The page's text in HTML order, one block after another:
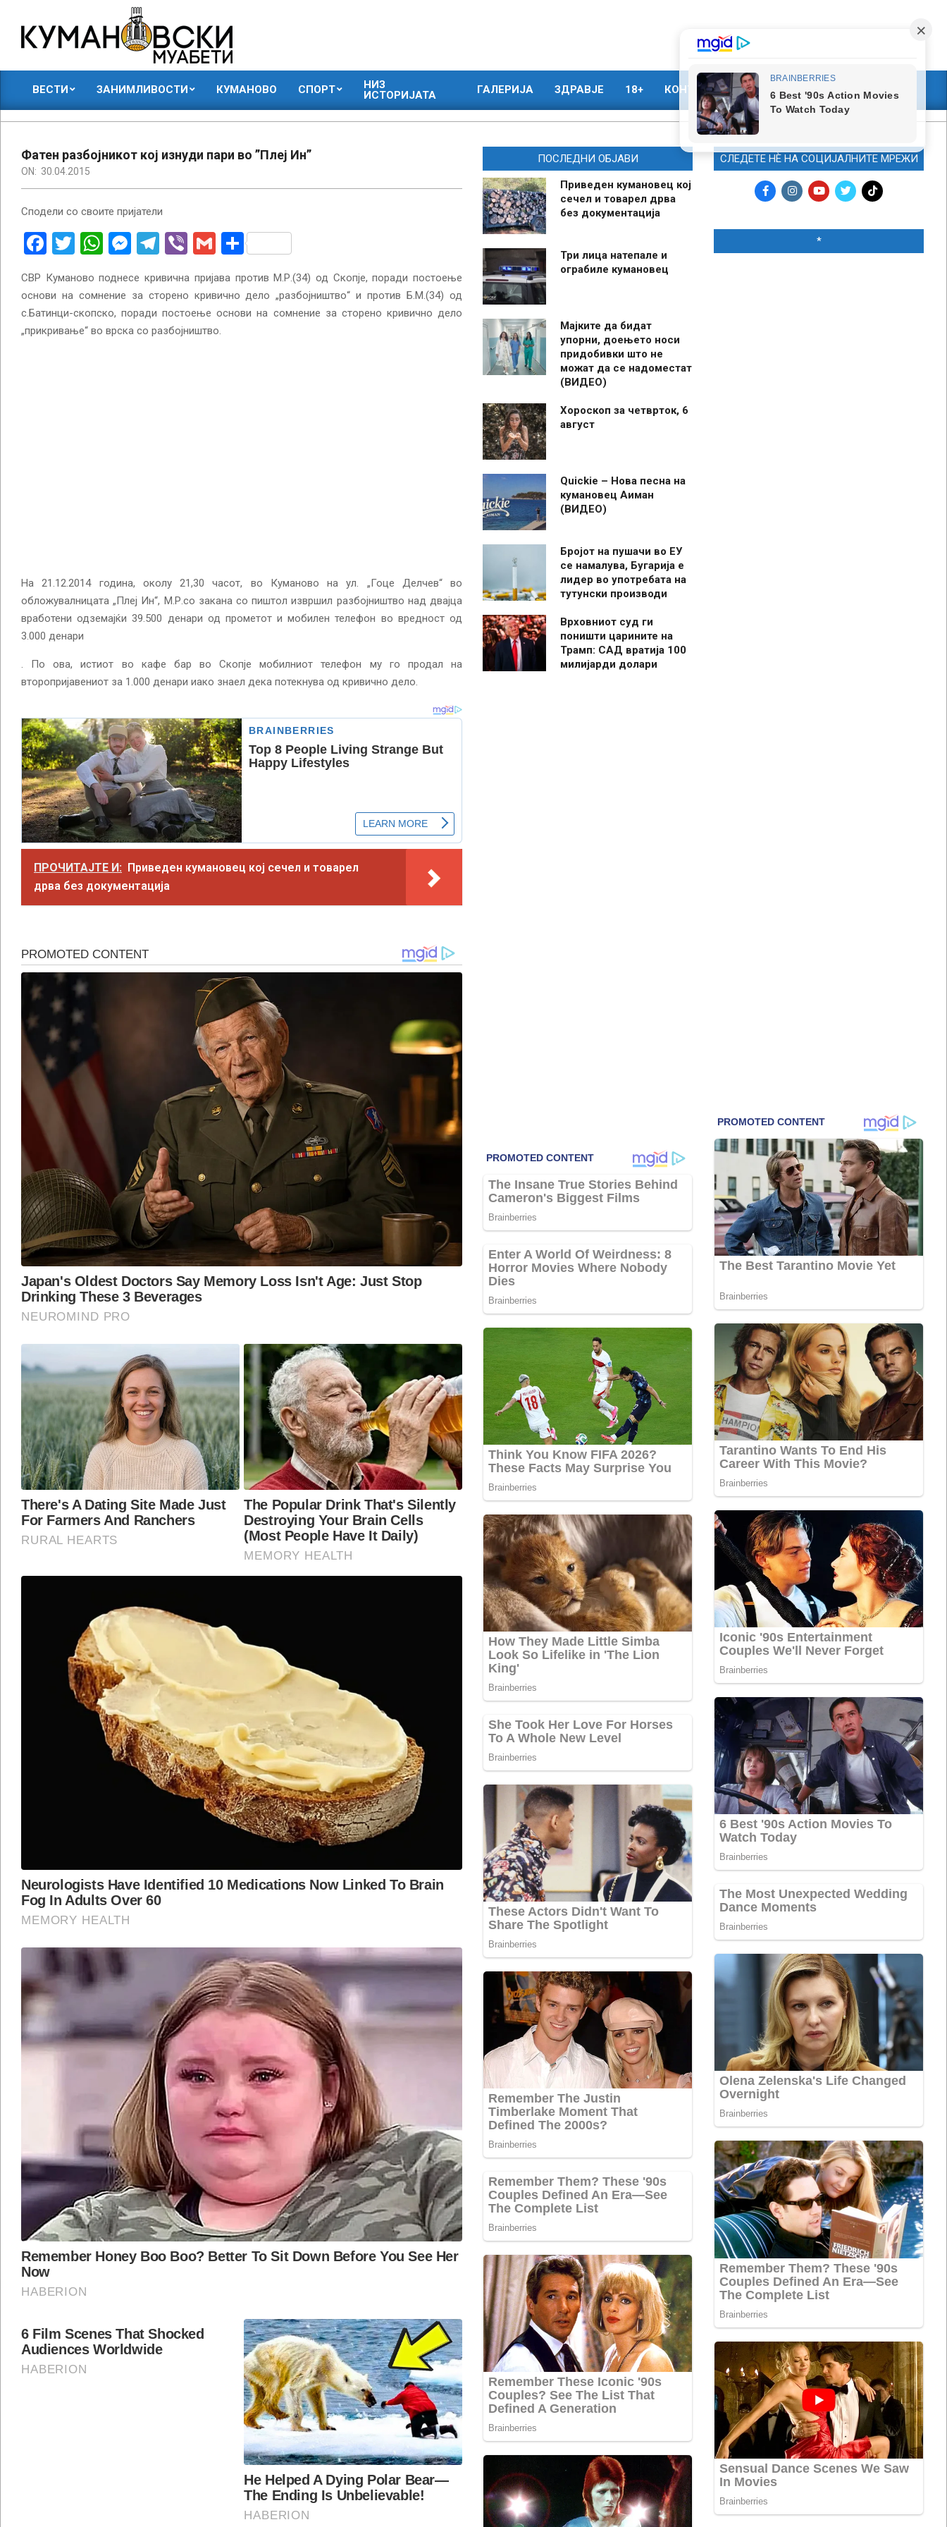
content
КУМАНОВСКИ
МУАБЕТИ
ВЕСТИ ЗАНИМЛИВОСТИ КУМАНОВО СПОРТ
НИЗ
ИСТОРИЈАТА
ГАЛЕРИЈА ЗДРАВЈЕ 18+ КОНТАКТ МАРКЕТИНГ
Фатен разбојникот кој изнуди пари во ”Плеј Ин”
ON: 30.04.2015
Сподели со своите пријатели
Facebook
Twitter
WhatsApp
Messenger
Telegram
ViberGmailShare
СВР Куманово поднесе кривична пријава против М.Р.(34) од Скопје, поради постоење
основи на сомнение за сторено кривично дело „разбојништво“ и против Б.М.(34) од
с.Батинци-скопско, поради постоење основи на сомнение за сторено кривично дело
„прикривање“ во врска со разбојништво.
На 21.12.2014 година, околу 21,30 часот, во Куманово на ул. „Гоце Делчев“ во
обложувалницата „Плеј Ин“, М.Р.со закана со пиштол извршил разбојништво над двајца
вработени одземајќи 39.500 денари од прометот и мобилен телефон во вредност од
3.000 денари
. По ова, истиот во кафе бар во Скопје мобилниот телефон му го продал на
второпријавениот за 1.000 денари иако знаел дека потекнува од кривично дело.
ПРОЧИТАЈТЕ И: Приведен кумановец кој сечел и товарел
дрва без документација
ПОСЛЕДНИ ОБЈАВИ
Приведен кумановец кој
сечел и товарел дрва
без документација
Три лица натепале и
ограбиле кумановец
Мајките да бидат
упорни, доењето носи
придобивки што не
можат да се надоместат
(ВИДЕО)
Хороскоп за четврток, 6
август
Quickie – Нова песна на
кумановец Аиман
(ВИДЕО)
Бројот на пушачи во ЕУ
се намалува, Бугарија е
лидер во употребата на
тутунски производи
Врховниот суд ги
поништи царините на
Трамп: САД вратија 100
милијарди долари
СЛЕДЕТЕ НЀ НА СОЦИЈАЛНИТЕ МРЕЖИ
*